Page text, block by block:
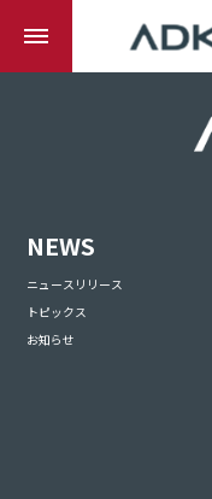
NEWS
ニュースリリース
トピックス
お知らせ